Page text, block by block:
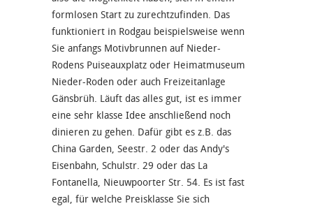
formlosen Start zu zurechtzufinden. Das
funktioniert in Rodgau beispielsweise wenn
Sie anfangs Motivbrunnen auf Nieder-
Rodens Puiseauxplatz oder Heimatmuseum
Nieder-Roden oder auch Freizeitanlage
Gänsbrüh. Läuft das alles gut, ist es immer
eine sehr klasse Idee anschließend noch
dinieren zu gehen. Dafür gibt es z.B. das
China Garden, Seestr. 2 oder das Andy's
Eisenbahn, Schulstr. 29 oder das La
Fontanella, Nieuwpoorter Str. 54. Es ist fast
egal, für welche Preisklasse Sie sich